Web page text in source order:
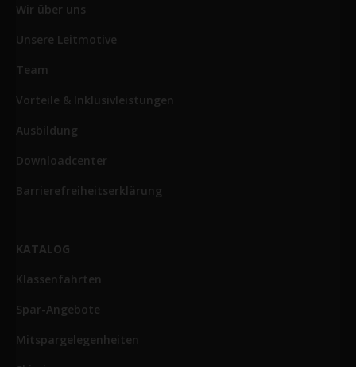
Wir über uns
Unsere Leitmotive
Team
Vorteile & Inklusivleistungen
Ausbildung
Downloadcenter
Barrierefreiheitserklärung
KATALOG
Klassenfahrten
Spar-Angebote
Mitspargelegenheiten